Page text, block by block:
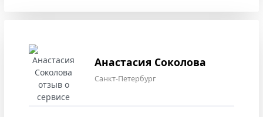
Анастасия Соколова
Санкт-Петербург